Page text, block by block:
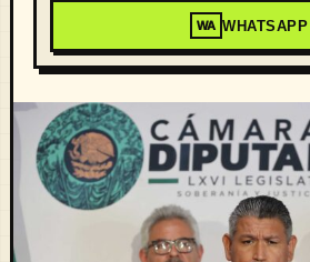
WA WHATSAPP